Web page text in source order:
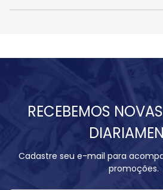
RECEBEMOS
Cadastre seu e-mail para
promoções.